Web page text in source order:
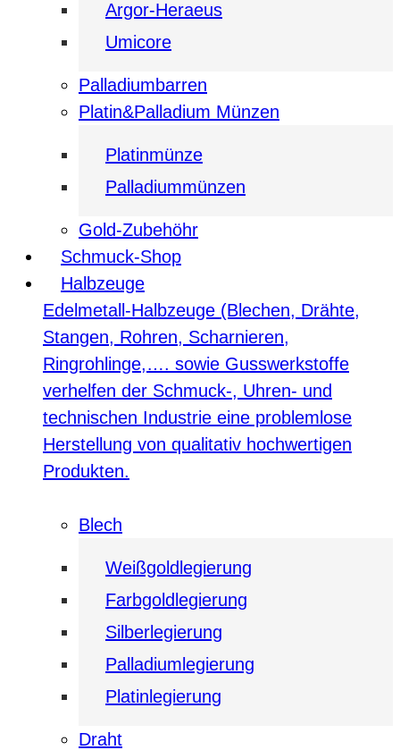
Argor-Heraeus
Umicore
Palladiumbarren
Platin&Palladium Münzen
Platinmünze
Palladiummünzen
Gold-Zubehöhr
Schmuck-Shop
Halbzeuge
Edelmetall-Halbzeuge (Blechen, Drähte,
Stangen, Rohren, Scharnieren,
Ringrohlinge,…. sowie Gusswerkstoffe
verhelfen der Schmuck-, Uhren- und
technischen Industrie eine problemlose
Herstellung von qualitativ hochwertigen
Produkten.
Blech
Weißgoldlegierung
Farbgoldlegierung
Silberlegierung
Palladiumlegierung
Platinlegierung
Draht